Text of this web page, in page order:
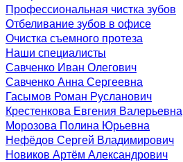
Профессиональная чистка зубов
Отбеливание зубов в офисе
Очистка съемного протеза
Наши специалисты
Савченко Иван Олегович
Савченко Анна Сергеевна
Гасымов Роман Русланович
Крестенкова Евгения Валерьевна
Морозова Полина Юрьевна
Нефёдов Сергей Владимирович
Новиков Артём Александрович